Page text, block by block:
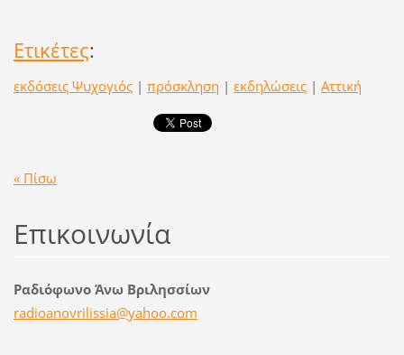
Ετικέτες:
εκδόσεις Ψυχογιός | πρόσκληση | εκδηλώσεις | Αττική
« Πίσω
Επικοινωνία
Ραδιόφωνο Άνω Βριλησσίων
radioanovrilissia@yahoo.com